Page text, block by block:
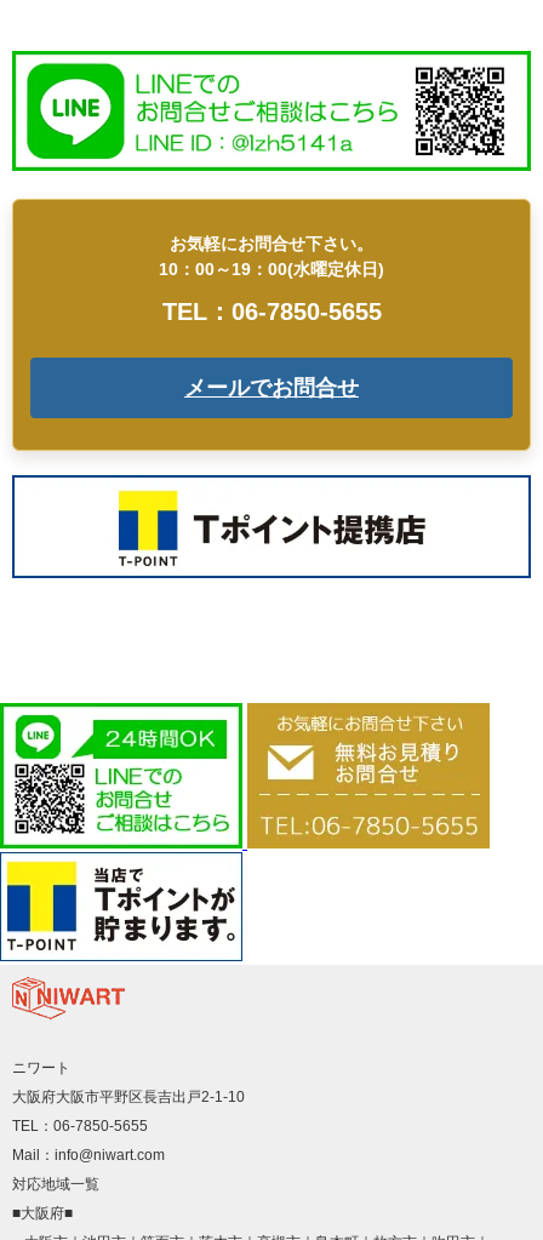
お気軽にお問合せ下さい。
10：00～19：00(水曜定休日)
TEL：06-7850-5655
メールでお問合せ
ニワート
大阪府大阪市平野区長吉出戸2-1-10
TEL：06-7850-5655
Mail：info@niwart.com
対応地域一覧
■大阪府■